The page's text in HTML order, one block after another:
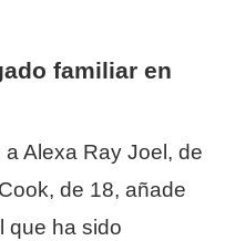
familiar en
Alexa Ray Joel, de
de 18, añade
que ha sido